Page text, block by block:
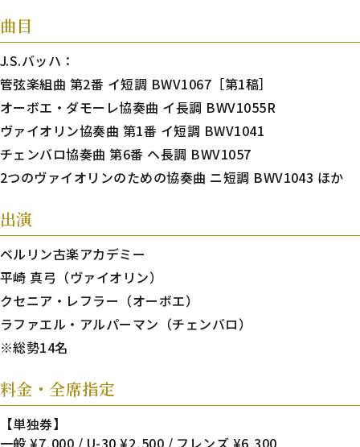
曲目
J.S.バッハ：
管弦楽組曲 第2番 イ短調 BWV1067［第1稿］
オーボエ・ダモーレ協奏曲 イ長調 BWV1055R
ヴァイオリン協奏曲 第1番 イ短調 BWV1041
チェンバロ協奏曲 第6番 ヘ長調 BWV1057
2つのヴァイオリンのための協奏曲 ニ短調 BWV1043 ほか
出演
ベルリン古楽アカデミー
平崎 真弓（ヴァイオリン）
クセニア・レフラー（オーボエ）
ラファエル・アルパーマン（チェンバロ）
※総勢14名
料金・全席指定
【単独券】